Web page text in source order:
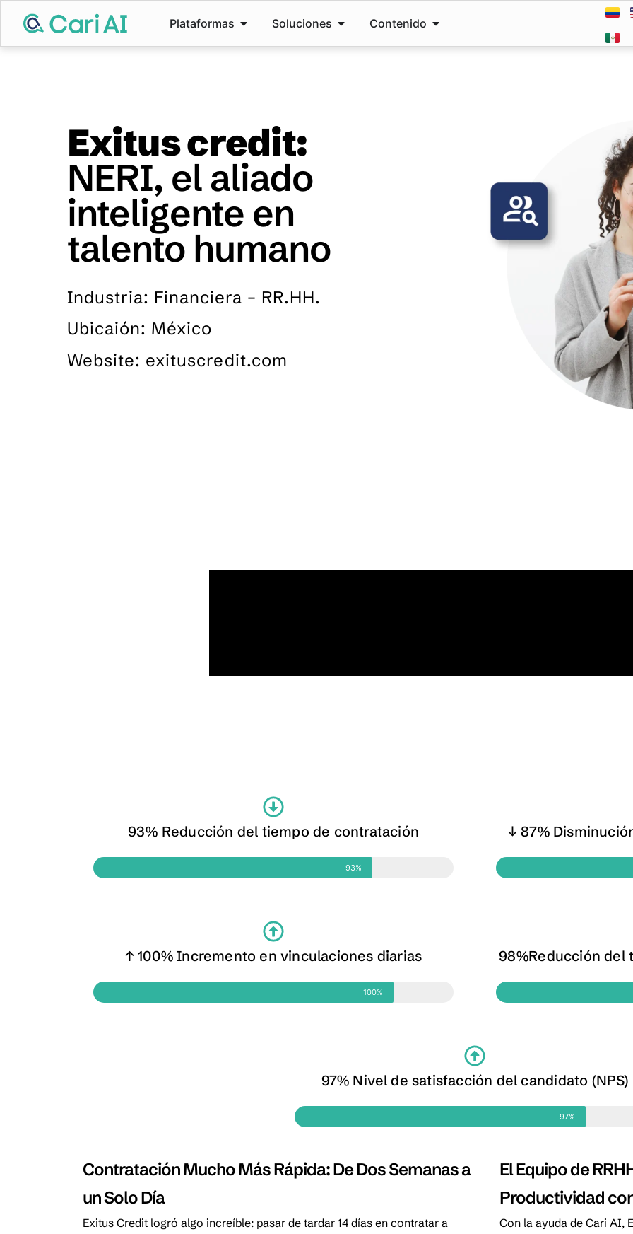
Plataformas Soluciones Contenido
Exitus credit:
NERI, el aliado
inteligente en
talento humano
Industria: Financiera – RR.HH.
Ubicaión: México
Website: exituscredit.com
93% Reducción del tiempo de contratación ↓ 87%
↑ 100% Incremento en vinculaciones diarias 98%Reducción del
97% Nivel de satisfacción del candidato (NPS)
Contratación Mucho Más Rápida: De Dos Semanas a
un Solo Día
Exitus Credit logró algo increíble: pasar de tardar 14 días en contratar a
El Equipo de
Productividad
Con la ayuda de Cari AI,